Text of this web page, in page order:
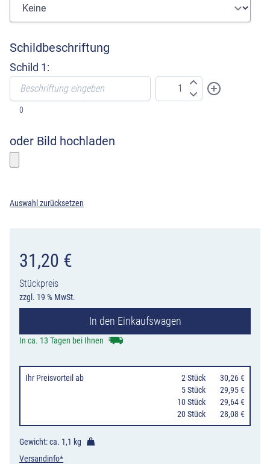
Schildbeschriftung
Schild 1:
0
oder Bild hochladen
Auswahl zurücksetzen
31,20 €
Stückpreis
zzgl. 19 % MwSt.
In den Einkaufswagen
In ca. 13 Tagen bei Ihnen
Ihr Preisvorteil ab 2 Stück
30,26 €
5 Stück
29,95 €
10 Stück
29,64 €
20 Stück
28,08 €
Gewicht: ca. 1,1 kg
Versandinfo*